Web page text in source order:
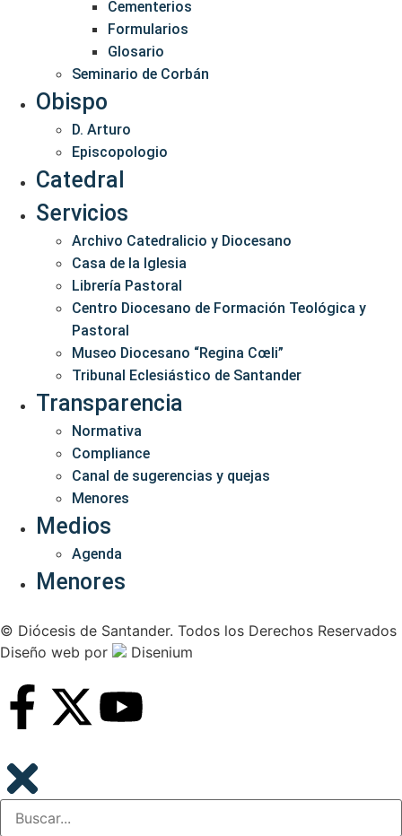
Cementerios
Formularios
Glosario
Seminario de Corbán
Obispo
D. Arturo
Episcopologio
Catedral
Servicios
Archivo Catedralicio y Diocesano
Casa de la Iglesia
Librería Pastoral
Centro Diocesano de Formación Teológica y
Pastoral
Museo Diocesano “Regina Cœli”
Tribunal Eclesiástico de Santander
Transparencia
Normativa
Compliance
Canal de sugerencias y quejas
Menores
Medios
Agenda
Menores
© Diócesis de Santander. Todos los Derechos Reservados
Diseño web por Disenium